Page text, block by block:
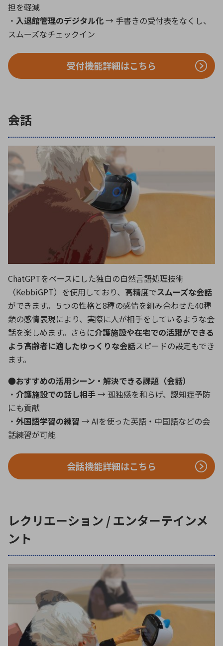
担を軽減
・ 入退館管理のデジタル化→ 手書きの受付表をなくし、
スムーズなチェックイン
受付機能詳細はこちら
会話
ChatGPTをベースにした独自の自然言語処理技術
（KebbiGPT）を使用しており、高精度でスムーズな会話
ができます。５つの性格と8種の感情を組み合わせた40種
類の感情表現により、実際に人が相手をしているような会
話を楽しめます。さらに介護施設や在宅での活躍ができる
よう高齢者に適したゆっくりな会話スピードの設定もでき
ます。
●おすすめの活用シーン・解決できる課題（会話）
・ 介護施設での話し相手→ 孤独感を和らげ、認知症予防
にも貢献
・ 外国語学習の練習 → AIを使った英語・中国語などの会
話練習が可能
会話機能詳細はこちら
レクリエーション / エンターテインメ
ント